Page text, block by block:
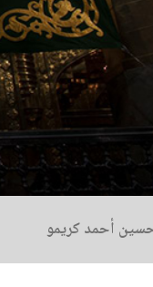
أحمد كريمو